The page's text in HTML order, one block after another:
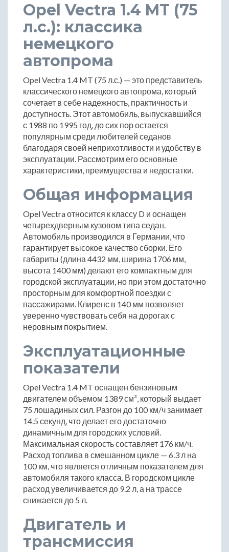
Opel Vectra 1.4 MT (75
л.с.): классика
немецкого
автопрома
Opel Vectra 1.4 MT (75 л.с.) — это представитель
классического немецкого автопрома, который
сочетает в себе надежность, практичность и
доступность. Этот автомобиль, выпускавшийся
с 1988 по 1995 год, до сих пор остается
популярным среди любителей седанов
благодаря своей неприхотливости и удобству в
эксплуатации. Рассмотрим его основные
характеристики, преимущества и недостатки.
Общая информация
Opel Vectra относится к классу D и оснащен
четырехдверным кузовом типа седан.
Автомобиль производился в Германии, что
гарантирует высокое качество сборки. Его
габариты (длина 4432 мм, ширина 1706 мм,
высота 1400 мм) делают его компактным для
городской эксплуатации, но при этом достаточно
просторным для комфортной поездки с
пассажирами. Клиренс в 140 мм позволяет
уверенно чувствовать себя на дорогах с
неровным покрытием.
Эксплуатационные
показатели
Opel Vectra 1.4 MT оснащен бензиновым
двигателем объемом 1389 см³, который выдает
75 лошадиных сил. Разгон до 100 км/ч занимает
14.5 секунд, что делает его достаточно
динамичным для городских условий.
Максимальная скорость составляет 176 км/ч.
Расход топлива в смешанном цикле — 6.3 л на
100 км, что является отличным показателем для
автомобиля такого класса. В городском цикле
расход увеличивается до 9.2 л, а на трассе
снижается до 5 л.
Двигатель и
трансмиссия